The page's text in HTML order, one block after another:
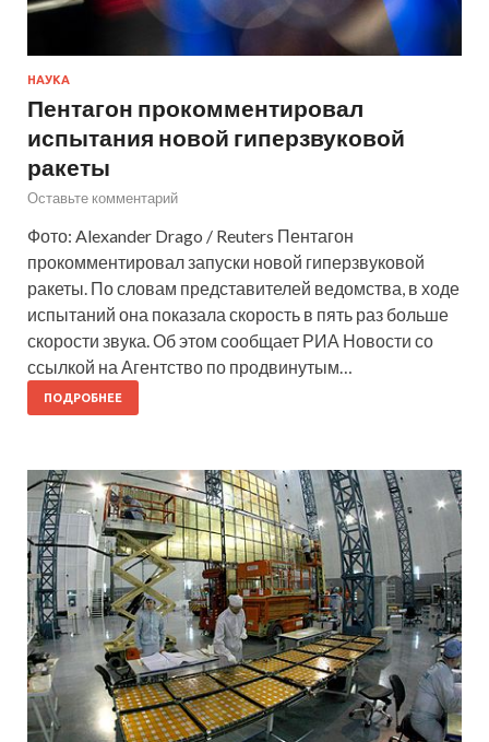
НАУКА
Пентагон прокомментировал
испытания новой гиперзвуковой
ракеты
Оставьте комментарий
Фото: Alexander Drago / Reuters Пентагон
прокомментировал запуски новой гиперзвуковой
ракеты. По словам представителей ведомства, в ходе
испытаний она показала скорость в пять раз больше
скорости звука. Об этом сообщает РИА Новости со
ссылкой на Агентство по продвинутым…
ПОДРОБНЕЕ